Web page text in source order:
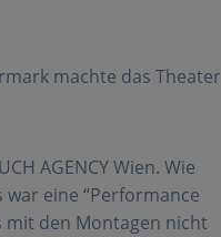
machte das Theater
AGENCY Wien. Wie
eine “Performance
mit den Montagen nicht